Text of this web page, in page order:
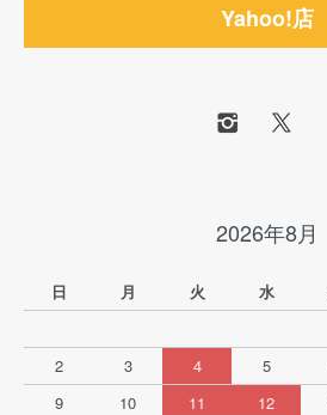
Yahoo!店
2026年8月
日 月 火 水
2
3 4 5
9
10 11 12